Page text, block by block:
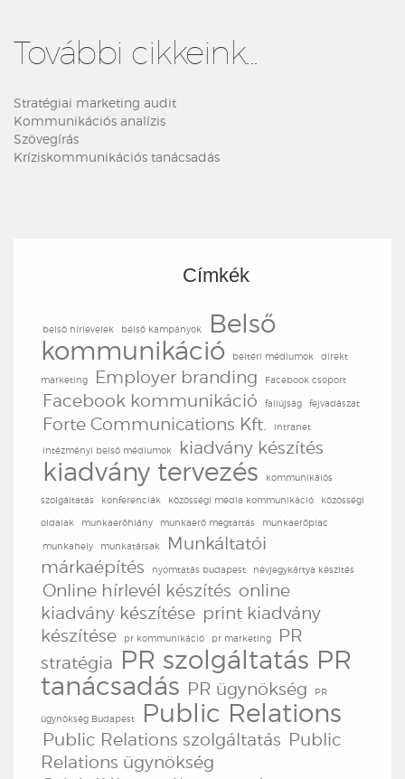
További cikkeink...
Stratégiai marketing audit
Kommunikációs analízis
Szövegírás
Kríziskommunikációs tanácsadás
Címkék
belső hírlevelek belső kampányok
Belső
kommunikáció
beltéri médiumok direkt
marketing Employer branding Facebook csoport
Facebook kommunikáció faliújság fejvadászat
Forte Communications Kft. intranet
intézményi belső médiumok kiadvány készítés
kiadvány tervezés kommunikáiós
szolgáltatás konferenciák közösségi média kommunikáció közösségi
oldalak munkaerőhiány munkaerő megtartás munkaerőpiac
munkahely munkatársak
Munkáltatói
márkaépítés
nyomtatás budapest névjegykártya készítés
Online hírlevél készítés online
kiadvány készítése print kiadvány
készítése
pr kommunikáció pr marketing
PR
stratégia PR szolgáltatás PR
tanácsadás PR ügynökség PR
ügynökség Budapest Public Relations
Public Relations szolgáltatás Public
Relations ügynökség